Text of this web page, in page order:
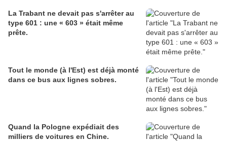
La Trabant ne devait pas s'arrêter au
type 601 : une « 603 » était même
prête.
Tout le monde (à l'Est) est déjà monté
dans ce bus aux lignes sobres.
Quand la Pologne expédiait des
milliers de voitures en Chine.